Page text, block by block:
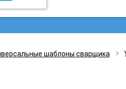
шаблоны сварщика